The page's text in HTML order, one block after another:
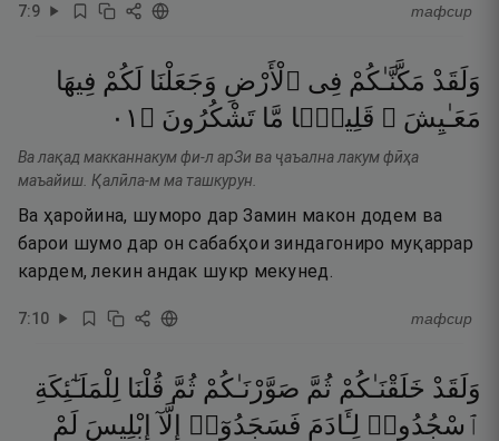
7:9 тафсир
وَلَقَدْ مَكَّنَّـٰكُمْ فِى ٱلْأَرْضِ وَجَعَلْنَا لَكُمْ فِيهَا
مَعَـٰيِشَ ۗ قَلِيلًۭا مَّا تَشْكُرُونَ ۝ ١٠
Ва лақад макканнакум фи-л арЗи ва ҷаъална лакум фӣҳа
маъайиш. Қалӣла-м ма ташкурун.
Ва ҳаройина, шуморо дар Замин макон додем ва
барои шумо дар он сабабҳои зиндагониро муқаррар
кардем, лекин андак шукр мекунед.
7:10 тафсир
وَلَقَدْ خَلَقْنَـٰكُمْ ثُمَّ صَوَّرْنَـٰكُمْ ثُمَّ قُلْنَا لِلْمَلَـٰٓئِكَةِ
ٱسْجُدُوا۟ لِـَٔادَمَ فَسَجَدُوٓا۟ إِلَّآ إِبْلِيسَ لَمْ